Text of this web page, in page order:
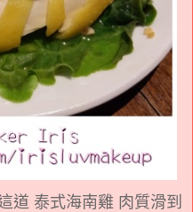
道 泰式海南雞 肉質滑到